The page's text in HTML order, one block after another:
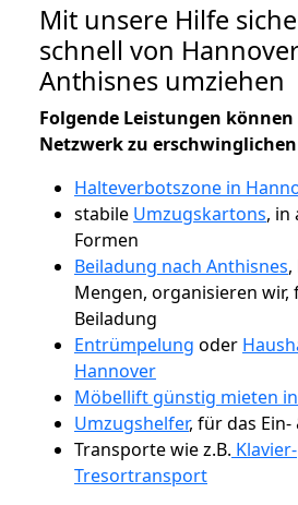
Mit unsere Hilfe
schnell von
Anthisnes umziehen
Folgende Leistungen können
Netzwerk zu
Halteverbotszone in
stabile Umzugskartons, in
Formen
Beiladung nach Anthisnes
Mengen, organisieren wir,
Beiladung
Entrümpelung oder
Hannover
Möbellift günstig mieten
Umzugshelfer, für das Ein-
Transporte wie z.B. Klavier-
Tresortransport